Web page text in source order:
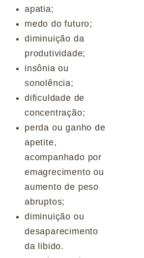
apatia;
medo do futuro;
diminuição da
produtividade;
insônia ou
sonolência;
dificuldade de
concentração;
perda ou ganho de
apetite,
acompanhado por
emagrecimento ou
aumento de peso
abruptos;
diminuição ou
desaparecimento
da libido.